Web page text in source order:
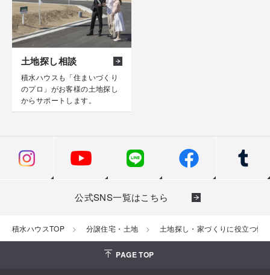
土地探し相談
積水ハウスも「住まいづくり
のプロ」がお客様の土地探し
からサポートします。
公式SNS一覧はこちら
積水ハウスTOP 分譲住宅・土地 土地探し・家づくりに役立つ情
PAGE TOP